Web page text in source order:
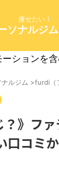
痩せたい！
ソナルジ
ションを
ルジム >furdi（
？》フ
口コミ